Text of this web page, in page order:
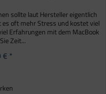
sollte laut Hersteller eigentlich
oft mehr Stress und kostet viel
Erfahrungen mit dem MacBook
Zeit...
€ *